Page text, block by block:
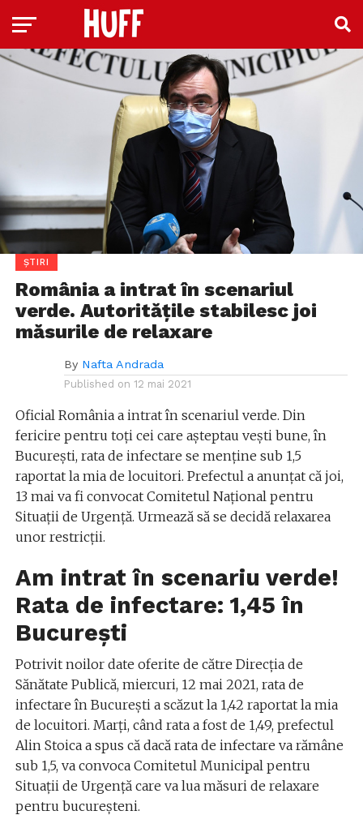
ȘTIRI
România a intrat în scenariul
verde. Autoritățile stabilesc joi
măsurile de relaxare
By Nafta Andrada
Published on 12 mai 2021
Oficial România a intrat în scenariul verde. Din
fericire pentru toți cei care așteptau vești bune, în
București, rata de infectare se menține sub 1,5
raportat la mia de locuitori. Prefectul a anunțat că joi,
13 mai va fi convocat Comitetul Național pentru
Situații de Urgență. Urmează să se decidă relaxarea
unor restricții.
Am intrat în scenariu verde!
Rata de infectare: 1,45 în
București
Potrivit noilor date oferite de către Direcția de
Sănătate Publică, miercuri, 12 mai 2021, rata de
infectare în București a scăzut la 1,42 raportat la mia
de locuitori. Marți, când rata a fost de 1,49, prefectul
Alin Stoica a spus că dacă rata de infectare va rămâne
sub 1,5, va convoca Comitetul Municipal pentru
Situații de Urgență care va lua măsuri de relaxare
pentru bucureșteni.